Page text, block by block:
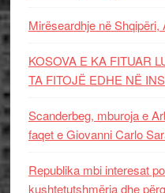
Mirëseardhje në
KOSOVA E KA FITUAR
TA FITOJË EDHE NË
Scanderbeg, mburoja e
faqet e Giovanni Carlo
Republika mbi interesat
kushtetutshmëria dhe